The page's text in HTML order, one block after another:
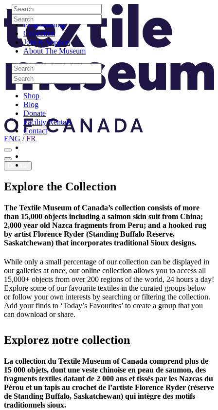
Skip to content
Visit
Programming
Collection
Join & Support
About The Museum
Search
Search
Search
Search
Shop
Blog
Donate
Facility Rentals
Contact
Youtube
Search
Search
Search
Search
Site Logo
ENG /FR
Donate
Explore the Collection
The Textile Museum of Canada’s collection consists of more
than 15,000 objects including a salmon skin suit from China;
2,000 year old Nazca fragments from Peru; and a hooked rug
by artist Florence Ryder (Standing Buffalo Reserve,
Saskatchewan) that incorporates traditional Sioux designs.
While only a small percentage of our collection can be displayed in
our galleries at once, our online collection allows you to access all
15,000+ objects from over 200 regions of the world, 24 hours a day!
Explore some of our favourite textiles in the curated groups below
or follow your own interests by searching or filtering the collection.
Add your finds to ‘Today’s Favourites’ to create a group that you
can download or share.
Explorez notre collection
La collection du Textile Museum of Canada comprend plus de
15 000 objets, dont une veste chinoise en peau de saumon, des
fragments textiles datant de 2 000 ans et tissés par les Nazcas du
Pérou et un tapis au crochet de l’artiste Florence Ryder (réserve
de Standing Buffalo, Saskatchewan) qui intègre des motifs
traditionnels sioux.